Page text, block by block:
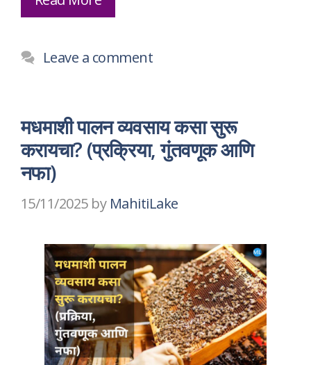
Leave a comment
मधमाशी पालन व्यवसाय कसा सुरू
करायचा? (प्रक्रिया, गुंतवणूक आणि
नफा)
15/11/2025 by MahitiLake